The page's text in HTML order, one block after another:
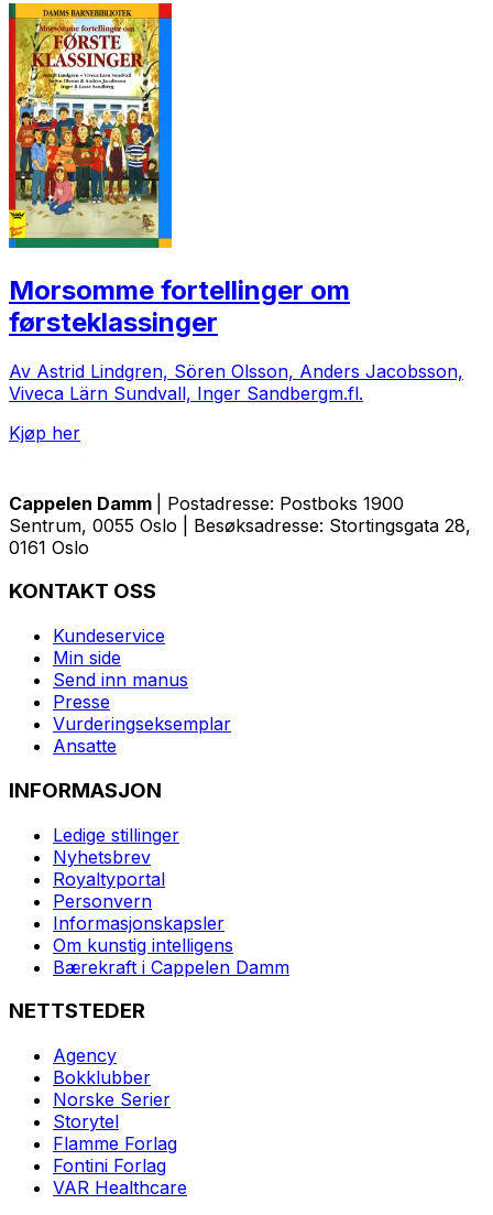
Morsomme fortellinger om
førsteklassinger
Av Astrid Lindgren, Sören Olsson, Anders Jacobsson,
Viveca Lärn Sundvall, Inger Sandbergm.fl.
Kjøp her
Cappelen Damm
| Postadresse: Postboks 1900
Sentrum, 0055 Oslo | Besøksadresse: Stortingsgata 28,
0161 Oslo
KONTAKT OSS
Kundeservice
Min side
Send inn manus
Presse
Vurderingseksemplar
Ansatte
INFORMASJON
Ledige stillinger
Nyhetsbrev
Royaltyportal
Personvern
Informasjonskapsler
Om kunstig intelligens
Bærekraft i Cappelen Damm
NETTSTEDER
Agency
Bokklubber
Norske Serier
Storytel
Flamme Forlag
Fontini Forlag
VAR Healthcare